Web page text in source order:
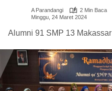
A Parandangi
2 Min Baca
Minggu, 24 Maret 2024
Alumni 91 SMP 13 Makassar